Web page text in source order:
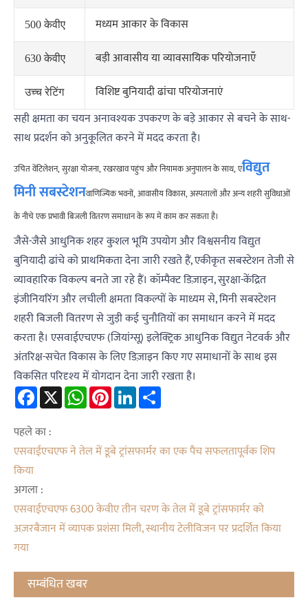
500 केवीए मध्यम आकार के विकास
630 केवीए बड़ी आवासीय या व्यावसायिक परियोजनाएँ
उच्च रेटिंग
विशिष्ट बुनियादी ढांचा परियोजनाएं
सही क्षमता का चयन अनावश्यक उपकरण के बड़े आकार से बचने के साथ-
साथ प्रदर्शन को अनुकूलित करने में मदद करता है।
उचित वेंटिलेशन, सुरक्षा योजना, रखरखाव पहुंच और नियामक अनुपालन के साथ, एविद्युत
मिनी सबस्टेशनवाणिज्यिक भवनों, आवासीय विकास, अस्पतालों और अन्य शहरी सुविधाओं
के नीचे एक प्रभावी बिजली वितरण समाधान के रूप में काम कर सकता है।
जैसे-जैसे आधुनिक शहर कुशल भूमि उपयोग और विश्वसनीय विद्युत
बुनियादी ढांचे को प्राथमिकता देना जारी रखते हैं, एकीकृत सबस्टेशन तेजी से
व्यावहारिक विकल्प बनते जा रहे हैं। कॉम्पैक्ट डिज़ाइन, सुरक्षा-केंद्रित
इंजीनियरिंग और लचीली क्षमता विकल्पों के माध्यम से, मिनी सबस्टेशन
शहरी बिजली वितरण से जुड़ी कई चुनौतियों का समाधान करने में मदद
करता है। एसवाईएचएफ (जियांग्सू) इलेक्ट्रिक आधुनिक विद्युत नेटवर्क और
अंतरिक्ष-सचेत विकास के लिए डिज़ाइन किए गए समाधानों के साथ इस
विकसित परिदृश्य में योगदान देना जारी रखता है।
Facebook WhatsAppPinterestLinkedIn
पहले का :
एसवाईएचएफ ने तेल में डूबे ट्रांसफार्मर का एक पैच सफलतापूर्वक शिप
किया
अगला :
एसवाईएचएफ 6300 केवीए तीन चरण के तेल में डूबे ट्रांसफार्मर को
अज़रबैजान में व्यापक प्रशंसा मिली, स्थानीय टेलीविजन पर प्रदर्शित किया
गया
सम्बंधित खबर